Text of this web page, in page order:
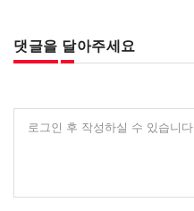
댓글을 달아주세요
로그인 후 작성하실 수 있습니다